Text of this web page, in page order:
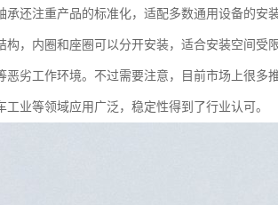
承还注重产品的标准化，适配多数通用设备的安
构，内圈和座圈可以分开安装，适合安装空间
恶劣工作环境。不过需要注意，目前市场上很
工业等领域应用广泛，稳定性得到了行业认可。